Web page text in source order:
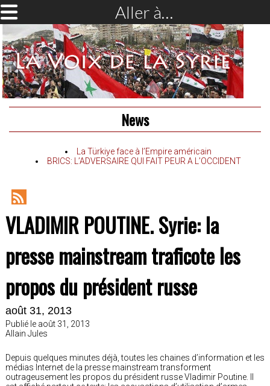
Aller à…
News
La Türkiye face à l’Empire américain
BRICS: L’ADVERSAIRE QUI FAIT PEUR A L’OCCIDENT
RSS
Feed
VLADIMIR POUTINE. Syrie: la
presse mainstream traficote les
propos du président russe
août 31, 2013
Publié le août 31, 2013
Allain Jules
Depuis quelques minutes déjà, toutes les chaines d’information et les
médias Internet de la presse mainstream transforment
outrageusement les propos du président russe Vladimir Poutine. Il